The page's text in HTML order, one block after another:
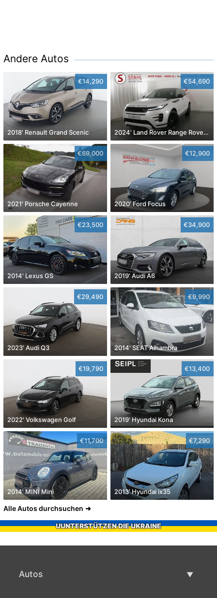
Andere Autos
€14,290
2018' Renault Grand Scenic
€54,690
2024' Land Rover Range Rover Evoque
€69,000
2021' Porsche Cayenne
€12,900
2020' Ford Focus
€23,500
2014' Lexus GS
€34,900
2019' Audi A6
€29,490
2023' Audi Q3
€9,990
2014' SEAT Alhambra
€19,790
2022' Volkswagen Golf
€13,400
2019' Hyundai Kona
€11,700
2014' MINI Mini
€7,290
2013' Hyundai ix35
Alle Autos durchsuchen
UUNTERSTÜTZEN DIE UKRAINE
Autos